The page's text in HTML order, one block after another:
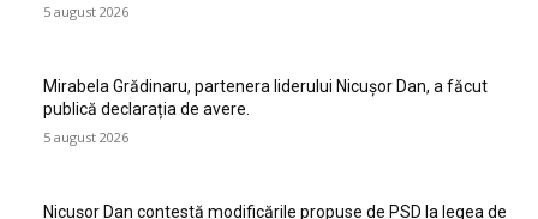
5 august 2026
Mirabela Grădinaru, partenera liderului Nicușor Dan, a făcut
publică declarația de avere.
5 august 2026
Nicușor Dan contestă modificările propuse de PSD la legea de